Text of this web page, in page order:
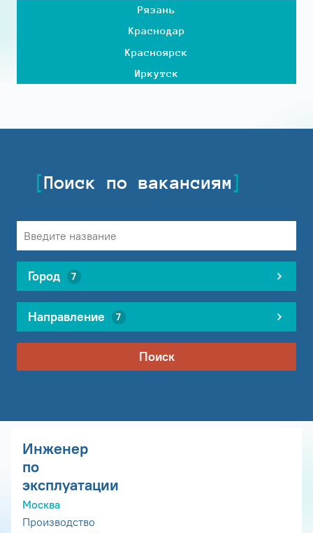
Рязань
Краснодар
Красноярск
Иркутск
Поиск по вакансиям
Город 7
Направление 7
Поиск
Инженер
по
эксплуатации
Москва
Производство